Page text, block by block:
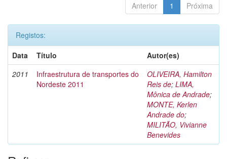
Anterior 1 Próxima
Registos:
Data
Título
Autor(es)
2011
Infraestrutura de transportes do
Nordeste 2011
OLIVEIRA, Hamilton
Reis de; LIMA,
Mônica de Andrade;
MONTE, Kerlen
Andrade do;
MILITÃO, Vivianne
Benevides